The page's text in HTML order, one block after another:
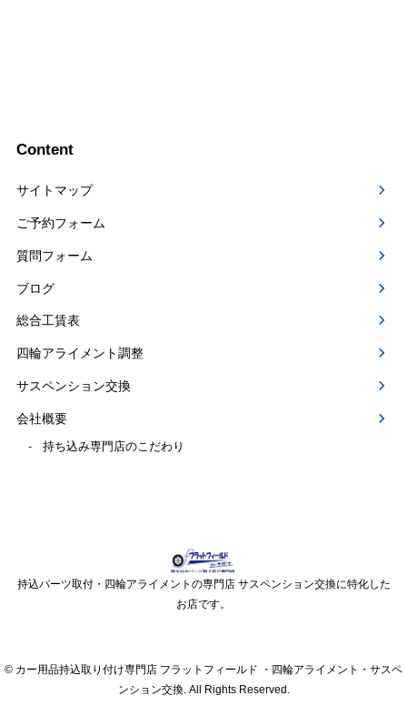
Content
サイトマップ
ご予約フォーム
質問フォーム
ブログ
総合工賃表
四輪アライメント調整
サスペンション交換
会社概要
持ち込み専門店のこだわり
持込パーツ取付・四輪アライメントの専門店 サスペンション交換に特化した
お店です。
© カー用品持込取り付け専門店 フラットフィールド ・四輪アライメント・サスペ
ンション交換. All Rights Reserved.